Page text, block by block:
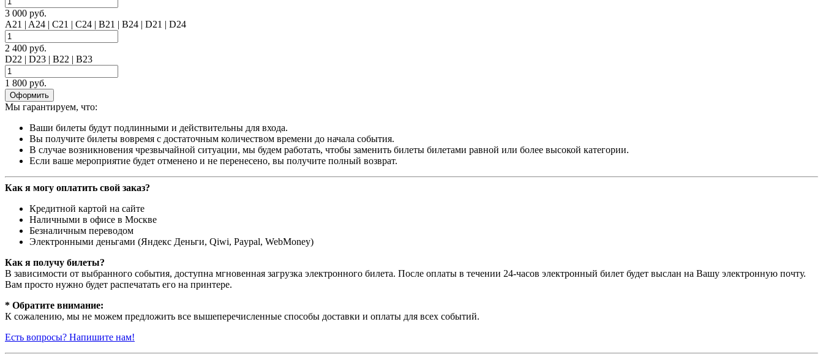
3 000 руб.
A21 | A24 | C21 | C24 | B21 | B24 | D21 | D24
2 400 руб.
D22 | D23 | B22 | B23
1 800 руб.
Оформить
Мы гарантируем, что:
Ваши билеты будут подлинными и действительны для входа.
Вы получите билеты вовремя с достаточным количеством времени до начала события.
В случае возникновения чрезвычайной ситуации, мы будем работать, чтобы заменить билеты билетами равной или более высокой категории.
Если ваше мероприятие будет отменено и не перенесено, вы получите полный возврат.
Как я могу оплатить свой заказ?
Кредитной картой на сайте
Наличными в офисе в Москве
Безналичным переводом
Электронными деньгами (Яндекс Деньги, Qiwi, Paypal, WebMoney)
Как я получу билеты?
В зависимости от выбранного события, доступна мгновенная загрузка электронного билета. После оплаты в течении 24-часов электронный билет будет выслан на Вашу электронную почту.
Вам просто нужно будет распечатать его на принтере.
* Обратите внимание:
К сожалению, мы не можем предложить все вышеперечисленные способы доставки и оплаты для всех событий.
Есть вопросы? Напишите нам!